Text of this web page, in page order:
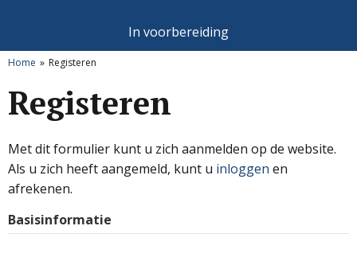
In voorbereiding
Home Registeren
Registeren
Met dit formulier kunt u zich aanmelden op de website.
Als u zich heeft aangemeld, kunt u inloggen en
afrekenen.
Basisinformatie